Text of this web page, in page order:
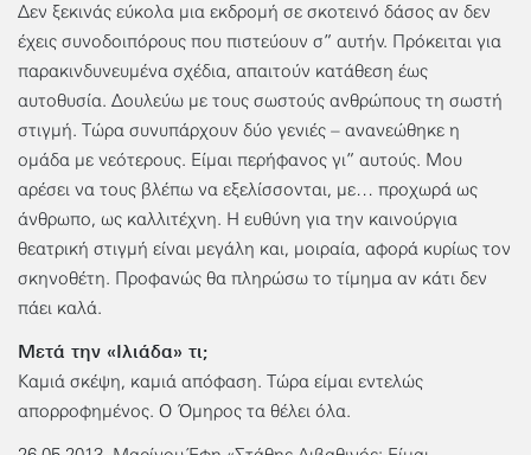
Δεν ξεκινάς εύκολα μια εκδρομή σε σκοτεινό δάσος αν δεν
έχεις συνοδοιπόρους που πιστεύουν σ” αυτήν. Πρόκειται για
παρακινδυνευμένα σχέδια, απαιτούν κατάθεση έως
αυτοθυσία. Δουλεύω με τους σωστούς ανθρώπους τη σωστή
στιγμή. Τώρα συνυπάρχουν δύο γενιές – ανανεώθηκε η
ομάδα με νεότερους. Είμαι περήφανος γι” αυτούς. Μου
αρέσει να τους βλέπω να εξελίσσονται, με… προχωρά ως
άνθρωπο, ως καλλιτέχνη. Η ευθύνη για την καινούργια
θεατρική στιγμή είναι μεγάλη και, μοιραία, αφορά κυρίως τον
σκηνοθέτη. Προφανώς θα πληρώσω το τίμημα αν κάτι δεν
πάει καλά.
Μετά την «Ιλιάδα» τι;
Καμιά σκέψη, καμιά απόφαση. Τώρα είμαι εντελώς
απορροφημένος. Ο Όμηρος τα θέλει όλα.